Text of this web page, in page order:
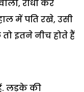
रोधो कर
में पति रखे, उसी
इतने नीच होते हैं
लड़के की